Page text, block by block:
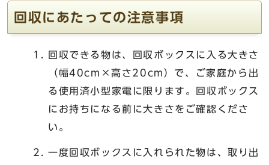
回収にあたっての注意事項
回収できる物は、回収ボックスに入る大きさ
（幅40cm×高さ20cm）で、ご家庭から出
る使用済小型家電に限ります。回収ボックス
にお持ちになる前に大きさをご確認くださ
い。
一度回収ボックスに入れられた物は、取り出